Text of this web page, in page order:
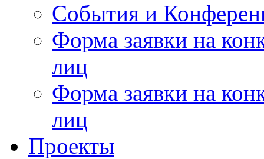
События и
Форма заявки на
лиц
Форма заявки на
лиц
Проекты